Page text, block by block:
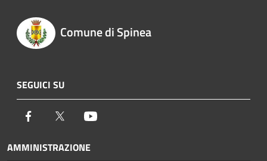
Comune di Spinea
SEGUICI SU
Facebook Twitter
AMMINISTRAZIONE